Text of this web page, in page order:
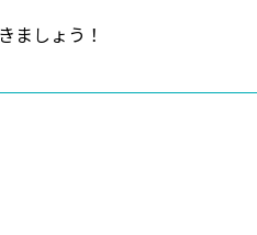
ましょう！